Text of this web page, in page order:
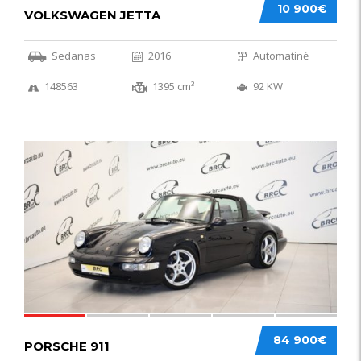
10 900€
VOLKSWAGEN JETTA
Sedanas 2016 Automatinė
148563 1395 cm³ 92 KW
59
84 900€
PORSCHE 911